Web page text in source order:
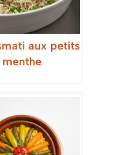
aux petits